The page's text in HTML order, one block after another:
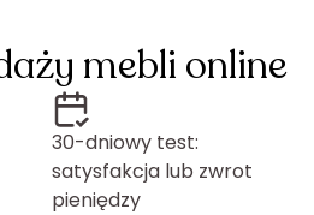
mebli online
30-dniowy test:
satysfakcja lub zwrot
pieniędzy